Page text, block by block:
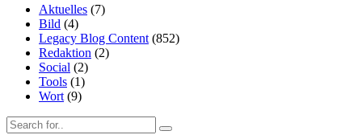
Aktuelles (7)
Bild (4)
Legacy Blog Content (852)
Redaktion (2)
Social (2)
Tools (1)
Wort (9)